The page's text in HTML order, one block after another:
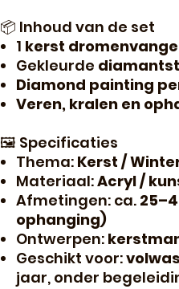
📦 Inhoud van de set
1 kerst
Gekleurde
Diamond painting
Veren, kralen en
🖼️ Specificaties
Thema: Kerst /
Materiaal:Acryl /
Afmetingen: ca.
ophanging)
Ontwerpen:
Geschikt voor:
jaar, onder